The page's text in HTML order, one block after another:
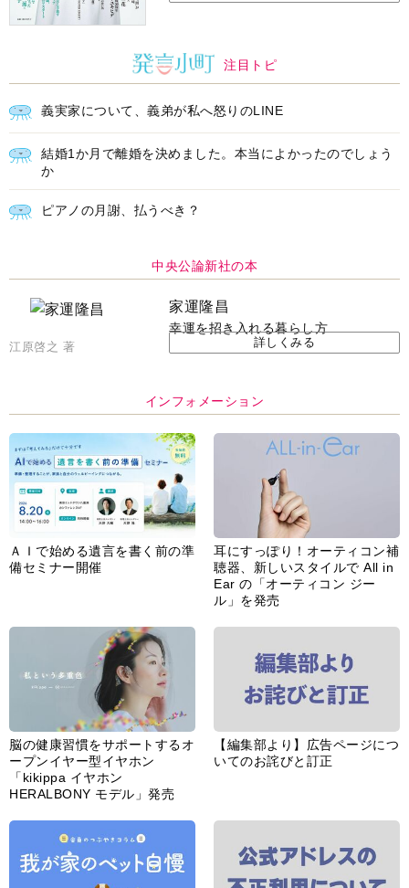
注目トピ
義実家について、義弟が私へ怒りのLINE
結婚1か月で離婚を決めました。本当によかったのでしょう
か
ピアノの月謝、払うべき？
中央公論新社の本
家運隆昌
幸運を招き入れる暮らし方
江原啓之 著 詳しくみる
インフォメーション
ＡＩで始める遺言を書く前の準
備セミナー開催
耳にすっぽり！オーティコン補
聴器、新しいスタイルで All in
Ear の「オーティコン ジー
ル」を発売
脳の健康習慣をサポートするオ
ープンイヤー型イヤホン
「kikippa イヤホン
HERALBONY モデル」発売
【編集部より】広告ページにつ
いてのお詫びと訂正